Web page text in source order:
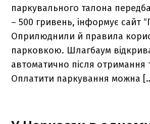
паркувального талона
– 500 гривень, інформує сайт
Оприлюднили й правила
парковкою. Шлагбаум
автоматично після отримання
Оплатити паркування можна